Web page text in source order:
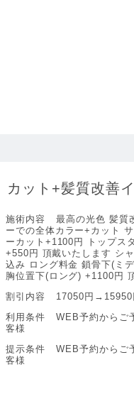
カット+髪質改善
施術内容
最高の光色 髪質
ーでの全体カラー+カット
ーカット+1100円 トップス
+550円 頂戴いたします シ
込み ロング料金 鎖骨下(ミ
胸位置下(ロング) +1100円
割引内容
17050円→15950
利用条件
WEB予約からご
客様
提示条件
WEB予約からご
客様